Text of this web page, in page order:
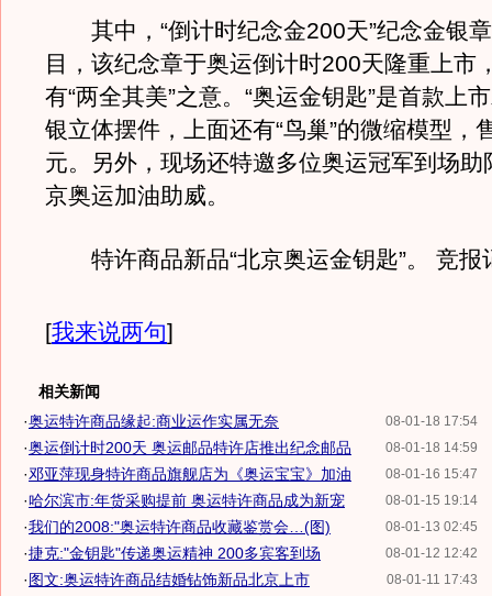
其中，“倒计时纪念金200天”纪念金银
目，该纪念章于奥运倒计时200天隆重上市
有“两全其美”之意。“奥运金钥匙”是首款上
银立体摆件，上面还有“鸟巢”的微缩模型，
元。另外，现场还特邀多位奥运冠军到场助
京奥运加油助威。
特许商品新品“北京奥运金钥匙”。 竞报
[我来说两句]
相关新闻
08-01-18 17:54
·奥运特许商品缘起:商业运作实属无奈
08-01-18 14:59
·奥运倒计时200天 奥运邮品特许店推出纪念邮品
08-01-16 15:47
·邓亚萍现身特许商品旗舰店为《奥运宝宝》加油
08-01-15 19:14
·哈尔滨市:年货采购提前 奥运特许商品成为新宠
08-01-13 02:45
·我们的2008:"奥运特许商品收藏鉴赏会…(图)
08-01-12 12:42
·捷克:"金钥匙"传递奥运精神 200多宾客到场
08-01-11 17:43
·图文:奥运特许商品结婚钻饰新品北京上市